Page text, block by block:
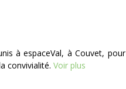
à espaceVal, à Couvet, pour
convivialité. Voir plus